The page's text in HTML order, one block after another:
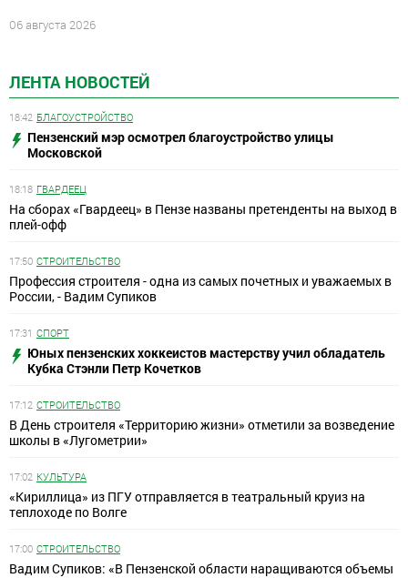
ЛЕНТА НОВОСТЕЙ
18:42 БЛАГОУСТРОЙСТВО
Пензенский мэр осмотрел благоустройство улицы
Московской
18:18 ГВАРДЕЕЦ
На сборах «Гвардеец» в Пензе названы претенденты на выход в
плей-офф
17:50 СТРОИТЕЛЬСТВО
Профессия строителя - одна из самых почетных и уважаемых в
России, - Вадим Супиков
17:31 СПОРТ
Юных пензенских хоккеистов мастерству учил обладатель
Кубка Стэнли Петр Кочетков
17:12 СТРОИТЕЛЬСТВО
В День строителя «Территорию жизни» отметили за возведение
школы в «Лугометрии»
17:02 КУЛЬТУРА
«Кириллица» из ПГУ отправляется в театральный круиз на
теплоходе по Волге
17:00 СТРОИТЕЛЬСТВО
Вадим Супиков: «В Пензенской области наращиваются объемы
06 августа 2026